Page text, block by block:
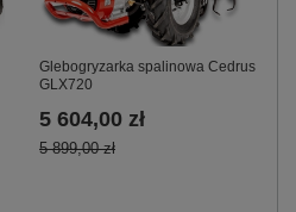
Glebogryzarka spalinowa Cedrus
GLX720
5 604,00 zł
5 899,00 zł